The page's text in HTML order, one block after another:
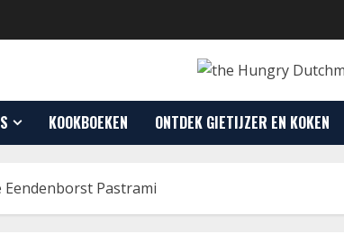
KOOKBOEKEN ONTDEK GIETIJZER EN KOKEN
Pastrami